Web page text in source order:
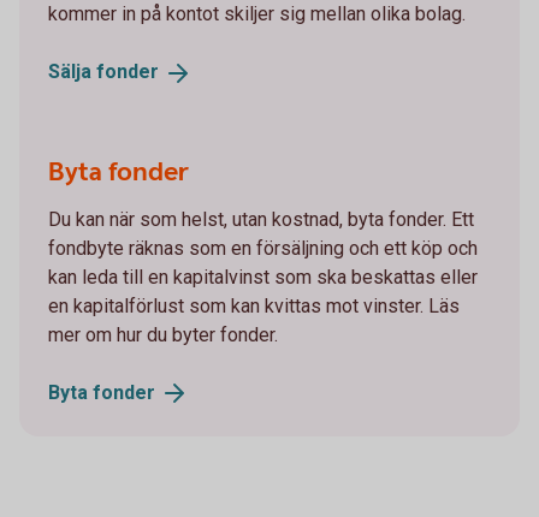
kommer in på kontot skiljer sig mellan olika bolag.
Sälja fonder
Byta fonder
Du kan när som helst, utan kostnad, byta fonder. Ett
fondbyte räknas som en försäljning och ett köp och
kan leda till en kapitalvinst som ska beskattas eller
en kapitalförlust som kan kvittas mot vinster. Läs
mer om hur du byter fonder.
Byta fonder